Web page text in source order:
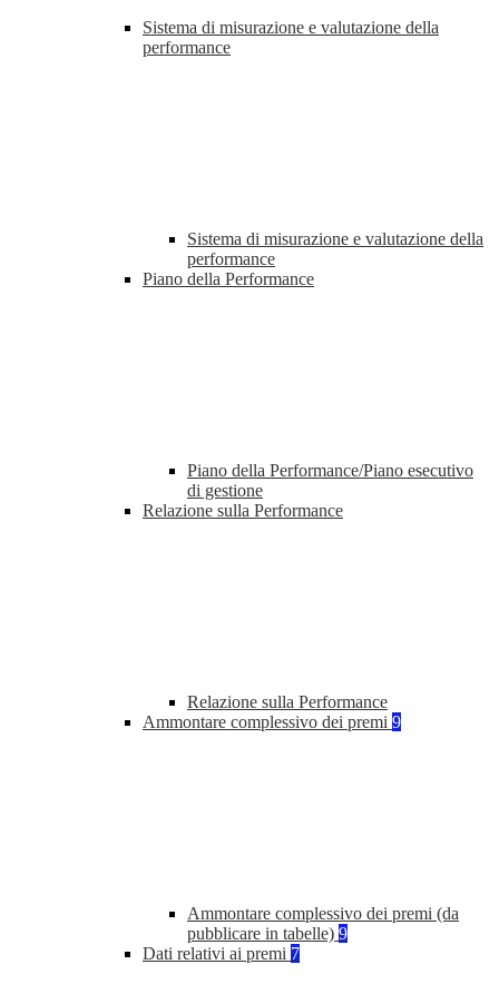
Sistema di misurazione e valutazione della
performance
Sistema di misurazione e valutazione della
performance
Piano della Performance
Piano della Performance/Piano esecutivo
di gestione
Relazione sulla Performance
Relazione sulla Performance
Ammontare complessivo dei premi 9
Ammontare complessivo dei premi (da
pubblicare in tabelle) 9
Dati relativi ai premi 7